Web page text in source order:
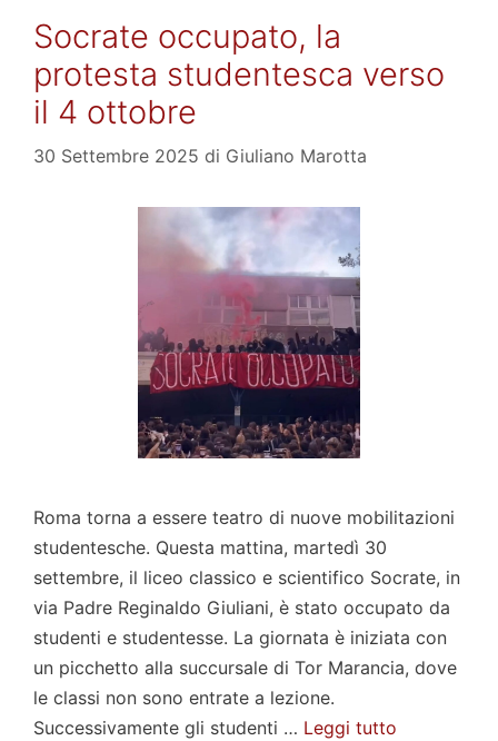
Socrate occupato, la
protesta studentesca verso
il 4 ottobre
30 Settembre 2025 di Giuliano Marotta
Roma torna a essere teatro di nuove mobilitazioni
studentesche. Questa mattina, martedì 30
settembre, il liceo classico e scientifico Socrate, in
via Padre Reginaldo Giuliani, è stato occupato da
studenti e studentesse. La giornata è iniziata con
un picchetto alla succursale di Tor Marancia, dove
le classi non sono entrate a lezione.
Successivamente gli studenti … Leggi tutto